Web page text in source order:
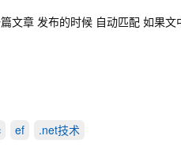
文章 发布的时候 自动匹配 如果
ef .net技术